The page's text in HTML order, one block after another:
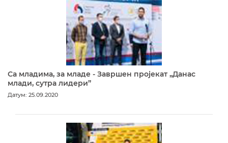
Са младима, за младе - Завршен пројекат „Данас
млади, сутра лидери”
Датум: 25.09.2020